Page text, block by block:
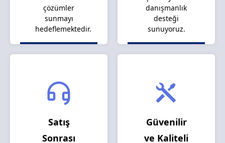
çözümler
sunmayı
hedeflemektedir.
danışmanlık
desteği
sunuyoruz.
Satış
Sonrası
Güvenilir
ve Kaliteli